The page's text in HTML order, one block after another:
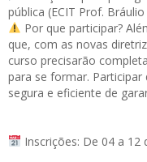
pública (ECIT Prof.
Por que participar?
que, com as novas
curso precisarão
para se formar.
segura e eficiente de
Inscrições: De 04 a 12